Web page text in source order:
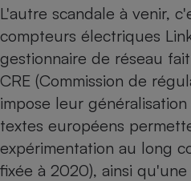
L'autre scandale à venir,
compteurs électriques
gestionnaire de réseau
CRE (Commission de
impose leur
textes européens
expérimentation au long
fixée à 2020), ainsi